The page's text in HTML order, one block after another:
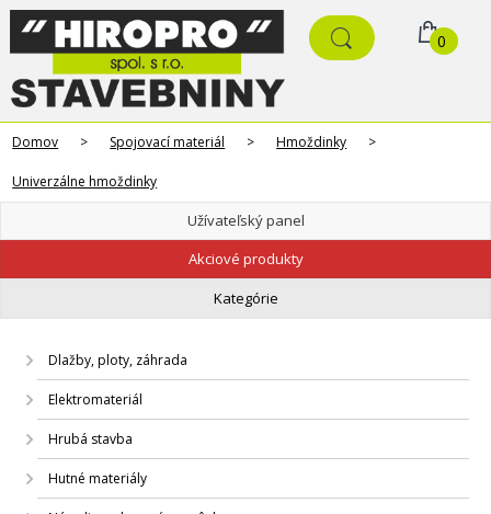
0
Domov > Spojovací materiál > Hmoždinky >
Univerzálne hmoždinky
Užívateľský panel
Akciové produkty
Kategórie
Dlažby, ploty, záhrada
Elektromateriál
Hrubá stavba
Hutné materiály